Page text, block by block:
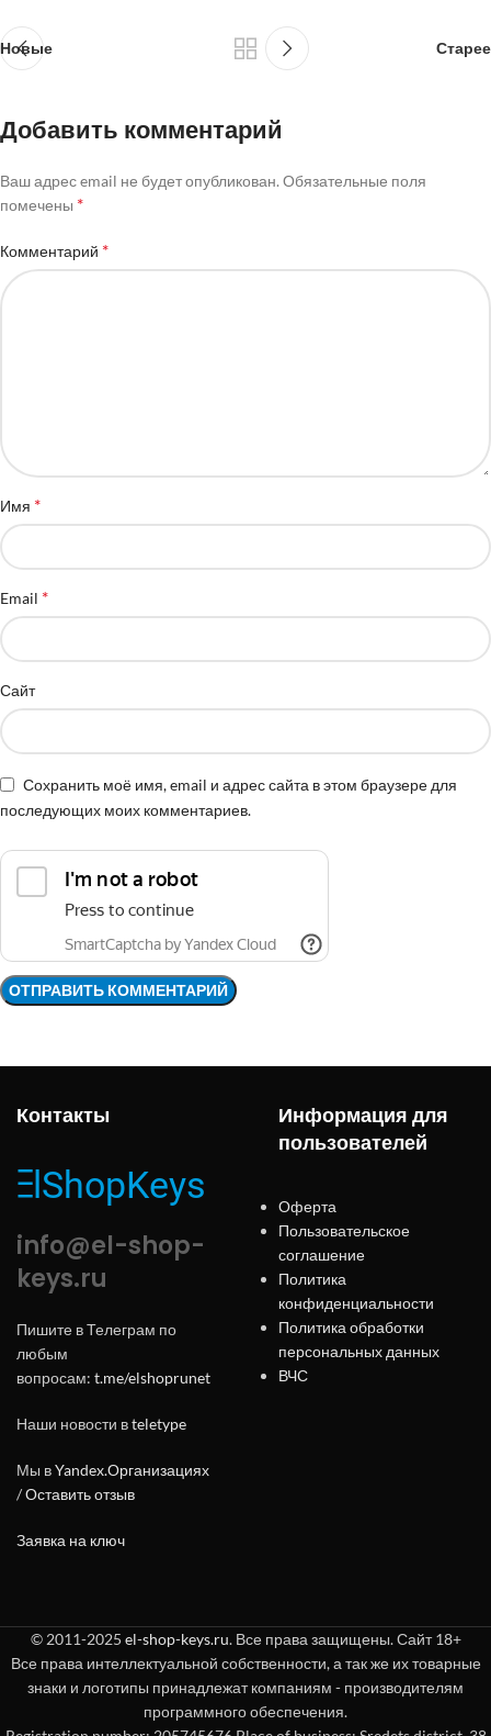
Новые Старее
Добавить комментарий
Ваш адрес email не будет опубликован. Обязательные поля
помечены *
Комментарий *
Имя *
Email *
Сайт
Сохранить моё имя, email и адрес сайта в этом браузере для
последующих моих комментариев.
Контакты
info@el-shop-
keys.ru
Пишите в Телеграм по
любым
вопросам: t.me/elshoprunet
Наши новости вteletype
Мы вYandex.Организациях
/Оставить отзыв
Заявка на ключ
Информация для
пользователей
Оферта
Пользовательское
соглашение
Политика
конфиденциальности
Политика обработки
персональных данных
ВЧС
© 2011-2025 el-shop-keys.ru. Все права защищены. Сайт 18+
Все права интеллектуальной собственности, а так же их товарные
знаки и логотипы принадлежат компаниям - производителям
программного обеспечения.